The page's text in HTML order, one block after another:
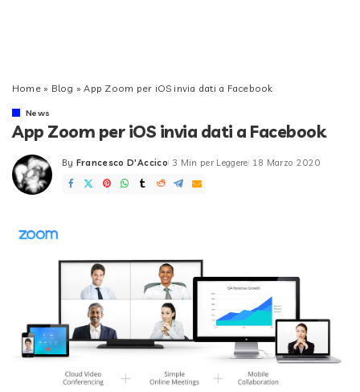
Home» Blog »App Zoom per iOS invia dati a Facebook
News
App Zoom per iOS invia dati a Facebook
Posted
by
By Francesco D'Accico 3 Min per Leggere 18 Marzo 2020